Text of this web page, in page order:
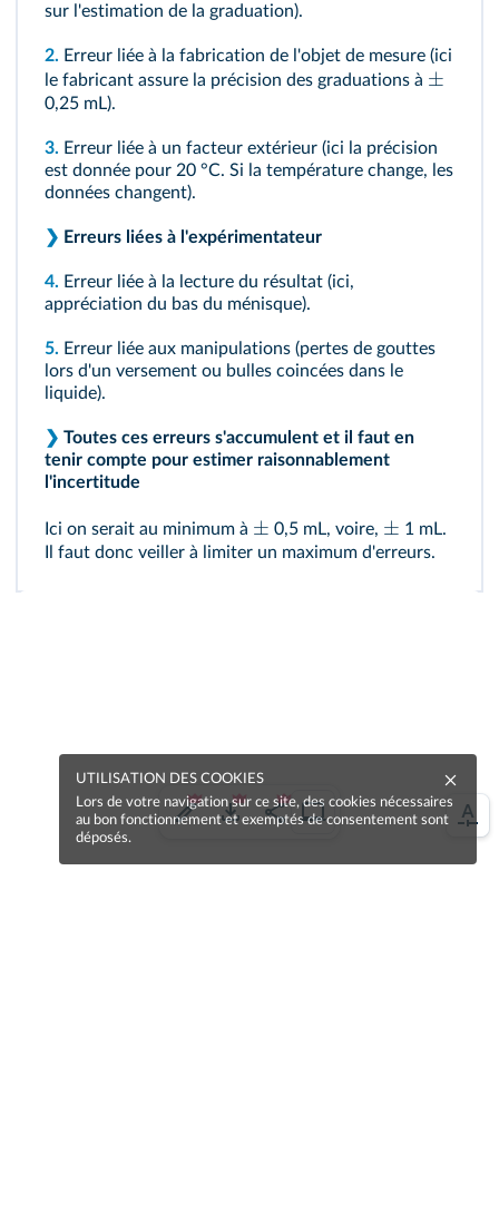
sur l'estimation de la graduation).
2. Erreur liée à la fabrication de l'objet de mesure (ici
le fabricant assure la précision des graduations à ±
0,25 mL).
3. Erreur liée à un facteur extérieur (ici la précision
est donnée pour 20 °C. Si la température change, les
données changent).
❯ Erreurs liées à l'expérimentateur
4. Erreur liée à la lecture du résultat (ici,
appréciation du bas du ménisque).
5. Erreur liée aux manipulations (pertes de gouttes
lors d'un versement ou bulles coincées dans le
liquide).
❯ Toutes ces erreurs s'accumulent et il faut en
tenir compte pour estimer raisonnablement
l'incertitude
Ici on serait au minimum à ± 0,5 mL, voire, ± 1 mL.
Il faut donc veiller à limiter un maximum d'erreurs.
UTILISATION DES COOKIES
Lors de votre navigation sur ce site, des cookies nécessaires
au bon fonctionnement et exemptés de consentement sont
déposés.